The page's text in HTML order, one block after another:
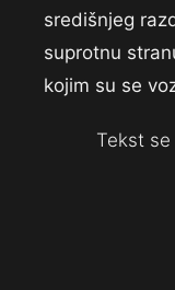
središnjeg
suprotnu
kojim su se
Tekst